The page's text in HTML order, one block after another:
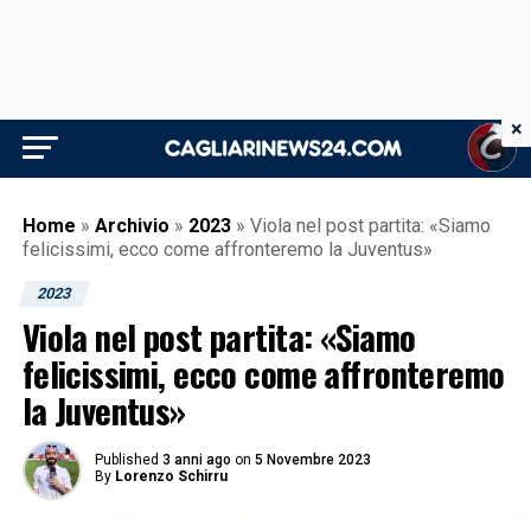
Home » Archivio » 2023 » Viola nel post partita: «Siamo
felicissimi, ecco come affronteremo la Juventus»
2023
Viola nel post partita: «Siamo
felicissimi, ecco come affronteremo
la Juventus»
Published 3 anni ago on 5 Novembre 2023
By Lorenzo Schirru
×